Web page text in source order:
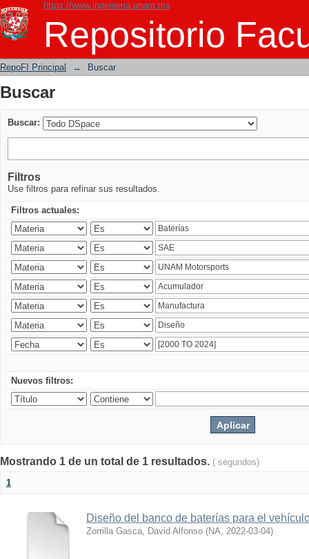
https://www.ingenieria.unam.mx
Repositorio
Buscar
RepoFI Principal → Buscar
Buscar
Buscar:
Filtros
Use filtros para refinar sus resultados.
Filtros actuales:
Nuevos filtros:
Mostrando 1 de un total de 1 resultados. ( segundos)
1
Diseño del banco de baterías para el
Zorrilla Gasca, David Alfonso (NA, 2022-03-04)